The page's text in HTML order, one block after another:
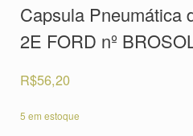
Capsula Pneumática
2E FORD nº
R$56,20
5 em estoque